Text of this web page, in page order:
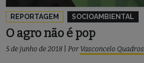
REPORTAGEM SOCIOAMBIENTAL
O agro não é pop
5 de junho de 2018 Por Vasconcelo Quadros